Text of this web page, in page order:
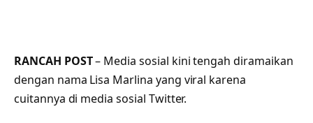
RANCAH POST– Media sosial kini tengah diramaikan
dengan nama Lisa Marlina yang viral karena
cuitannya di media sosial Twitter.